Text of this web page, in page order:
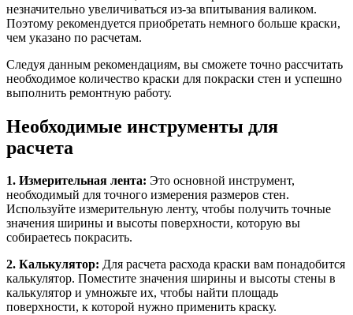
незначительно увеличиваться из-за впитывания валиком.
Поэтому рекомендуется приобретать немного больше краски,
чем указано по расчетам.
Следуя данным рекомендациям, вы сможете точно рассчитать
необходимое количество краски для покраски стен и успешно
выполнить ремонтную работу.
Необходимые инструменты для
расчета
1. Измерительная лента: Это основной инструмент,
необходимый для точного измерения размеров стен.
Используйте измерительную ленту, чтобы получить точные
значения ширины и высоты поверхности, которую вы
собираетесь покрасить.
2. Калькулятор: Для расчета расхода краски вам понадобится
калькулятор. Поместите значения ширины и высоты стены в
калькулятор и умножьте их, чтобы найти площадь
поверхности, к которой нужно применить краску.